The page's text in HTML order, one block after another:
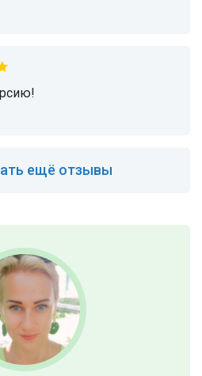
ещё отзывы